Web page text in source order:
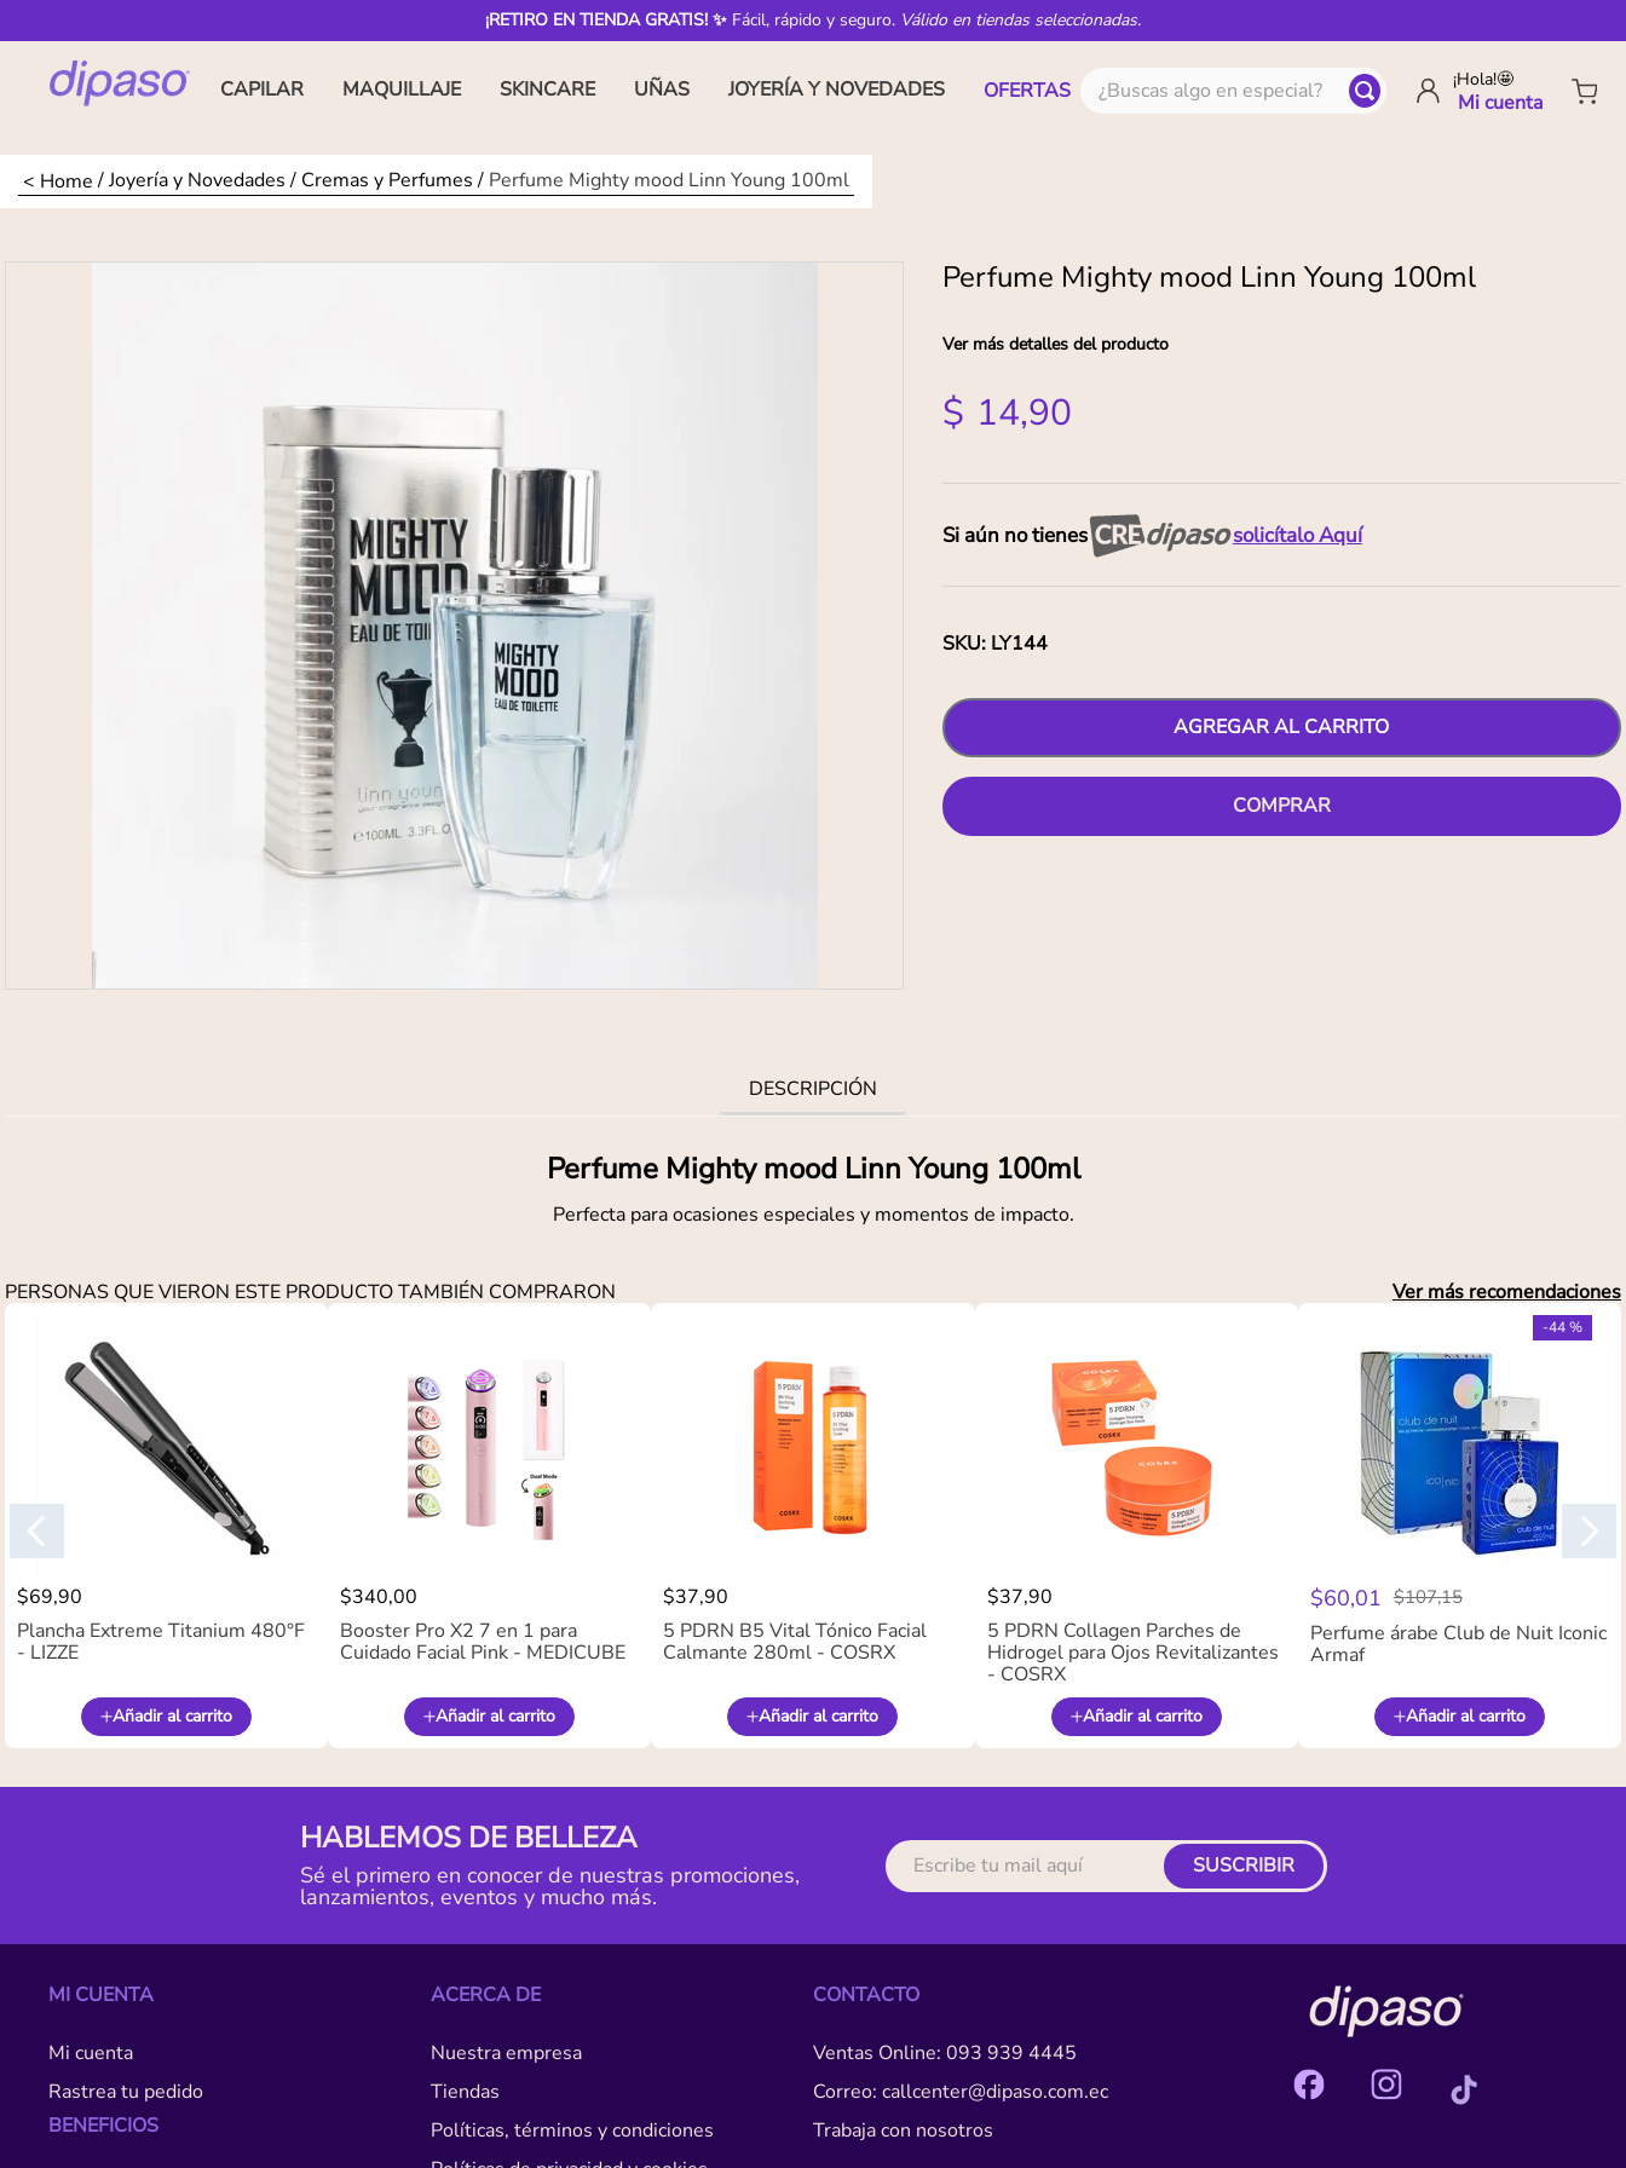
¡RETIRO EN TIENDA GRATIS! ✨ Fácil, rápido y seguro. Válido en tiendas seleccionadas.
CAPILAR MAQUILLAJE SKINCARE UÑAS JOYERÍA Y NOVEDADES OFERTAS ¿Buscas algo en especial? ¡Hola!🤩
Joyería y Novedades Cremas y Perfumes Perfume Mighty mood Linn Young 100ml
Perfume Mighty mood Linn Young 100ml
Ver más detalles del producto
$ 14,90
Si aún no tienes solicítalo Aquí
SKU: LY144
AGREGAR AL CARRITO
COMPRAR
DESCRIPCIÓN
Perfume Mighty mood Linn Young 100ml
Perfecta para ocasiones especiales y momentos de impacto.
PERSONAS QUE VIERON ESTE PRODUCTO TAMBIÉN COMPRARON Ver más recomendaciones
$69,90
Plancha Extreme Titanium 480°F
- LIZZE
Añadir al carrito
$340,00
Booster Pro X2 7 en 1 para
Cuidado Facial Pink - MEDICUBE
Añadir al carrito
$37,90
5 PDRN B5 Vital Tónico Facial
Calmante 280ml - COSRX
Añadir al carrito
$37,90
5 PDRN Collagen Parches de
Hidrogel para Ojos Revitalizantes
- COSRX
Añadir al carrito
-44 %
$60,01 $107,15
Perfume árabe Club de Nuit Iconic
Armaf
Añadir al carrito
HABLEMOS DE BELLEZA
Sé el primero en conocer de nuestras promociones,
lanzamientos, eventos y mucho más.
SUSCRIBIR
MI CUENTA
Mi cuenta
Rastrea tu pedido
BENEFICIOS
ACERCA DE
Nuestra empresa
Tiendas
Políticas, términos y condiciones
CONTACTO
Ventas Online: 093 939 4445
Correo: callcenter@dipaso.com.ec
Trabaja con nosotros